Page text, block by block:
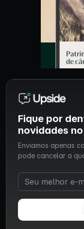
Fique por
novidades
Enviamos apenas
pode cancelar a